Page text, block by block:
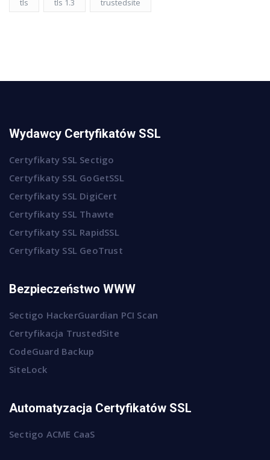
tls tls 1.3 trustedsite
Wydawcy Certyfikatów SSL
Certyfikaty SSL Sectigo
Certyfikaty SSL GoGetSSL
Certyfikaty SSL DigiCert
Certyfikaty SSL Thawte
Certyfikaty SSL RapidSSL
Certyfikaty SSL GeoTrust
Bezpieczeństwo WWW
Sectigo HackerGuardian PCI Scan
Certyfikacja TrustedSite
CodeGuard Backup
SiteLock
Automatyzacja Certyfikatów SSL
Sectigo ACME CaaS